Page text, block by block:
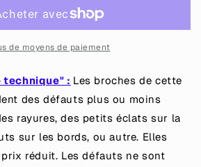
de moyens de paiement
technique" : Les broches de cette
des défauts plus ou moins
rayures, des petits éclats sur la
sur les bords, ou autre. Elles
réduit. Les défauts ne sont